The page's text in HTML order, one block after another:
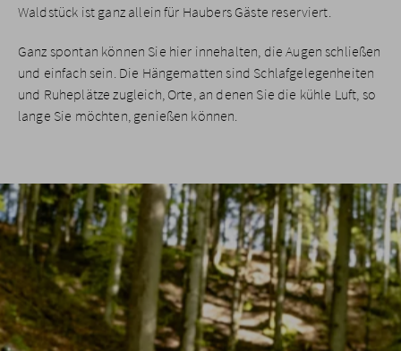
Waldstück ist ganz allein für Haubers Gäste reserviert.
Ganz spontan können Sie hier innehalten, die Augen schließen
und einfach sein. Die Hängematten sind Schlafgelegenheiten
und Ruheplätze zugleich, Orte, an denen Sie die kühle Luft, so
lange Sie möchten, genießen können.